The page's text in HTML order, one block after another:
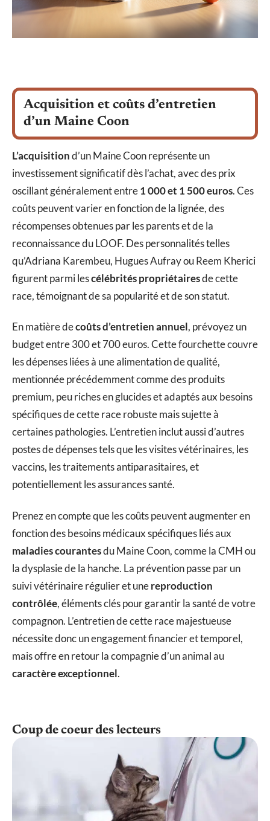
Acquisition et coûts d’entretien
d’un Maine Coon
L’acquisitiond’un Maine Coon représente un
investissement significatif dès l’achat, avec des prix
oscillant généralement entre1 000 et 1 500 euros. Ces
coûts peuvent varier en fonction de la lignée, des
récompenses obtenues par les parents et de la
reconnaissance du LOOF. Des personnalités telles
qu’Adriana Karembeu, Hugues Aufray ou Reem Kherici
figurent parmi lescélébrités propriétairesde cette
race, témoignant de sa popularité et de son statut.
En matière decoûts d’entretien annuel, prévoyez un
budget entre 300 et 700 euros. Cette fourchette couvre
les dépenses liées à une alimentation de qualité,
mentionnée précédemment comme des produits
premium, peu riches en glucides et adaptés aux besoins
spécifiques de cette race robuste mais sujette à
certaines pathologies. L’entretien inclut aussi d’autres
postes de dépenses tels que les visites vétérinaires, les
vaccins, les traitements antiparasitaires, et
potentiellement les assurances santé.
Prenez en compte que les coûts peuvent augmenter en
fonction des besoins médicaux spécifiques liés aux
maladies courantesdu Maine Coon, comme la CMH ou
la dysplasie de la hanche. La prévention passe par un
suivi vétérinaire régulier et unereproduction
contrôlée, éléments clés pour garantir la santé de votre
compagnon. L’entretien de cette race majestueuse
nécessite donc un engagement financier et temporel,
mais offre en retour la compagnie d’un animal au
caractère exceptionnel.
Coup de coeur des lecteurs